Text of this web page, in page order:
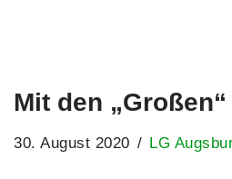
Mit den
30. August 2020 LG